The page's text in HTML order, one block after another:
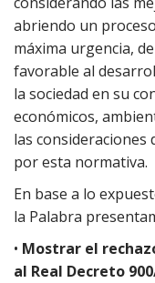
abriendo un
máxima urgencia,
favorable al
la sociedad en su
económicos,
las consideraciones
por esta normativa.
En base a lo
la Palabra
• Mostrar el
al Real Decreto